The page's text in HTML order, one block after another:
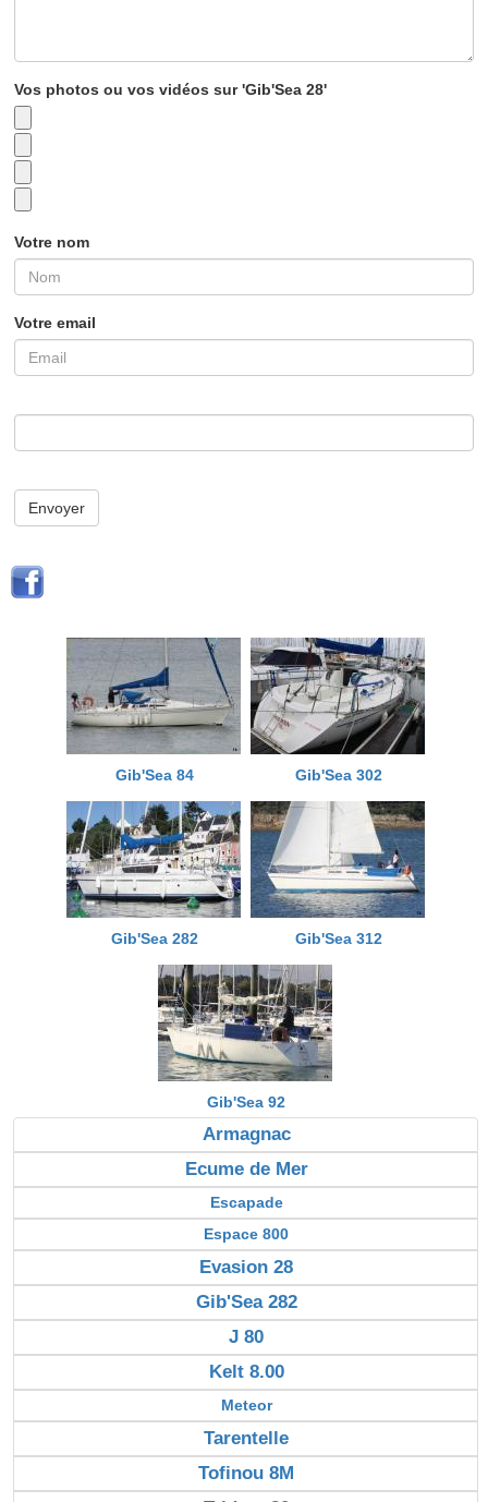
Vos photos ou vos vidéos sur 'Gib'Sea 28'
Votre nom
Votre email
Envoyer
Gib'Sea 84 Gib'Sea 302
Gib'Sea 282 Gib'Sea 312
Gib'Sea 92
Armagnac
Ecume de Mer
Escapade
Espace 800
Evasion 28
Gib'Sea 282
J 80
Kelt 8.00
Meteor
Tarentelle
Tofinou 8M